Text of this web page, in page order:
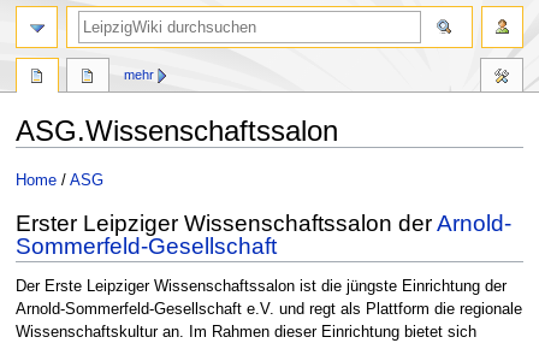
ASG.Wissenschaftssalon
Zur
springen
Zur
springen
Home/ ASG
Erster Leipziger Wissenschaftssalon derArnold-
Sommerfeld-Gesellschaft
Der Erste Leipziger Wissenschaftssalon ist die jüngste Einrichtung der
Arnold-Sommerfeld-Gesellschaft e.V. und regt als Plattform die regionale
Wissenschaftskultur an. Im Rahmen dieser Einrichtung bietet sich
mehr